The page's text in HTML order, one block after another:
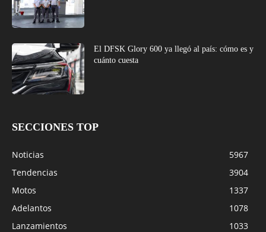
El DFSK Glory 600 ya llegó al país: cómo es y
cuánto cuesta
SECCIONES TOP
Noticias
5967
Tendencias
3904
Motos
1337
Adelantos
1078
Lanzamientos
1033